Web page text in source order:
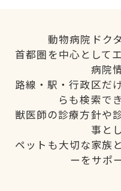
動物病院ドク
首都圏を中心として
病院
路線・駅・行政区だ
らも検索で
獣医師の診療方針や
事と
ペットも大切な家族
ーをサポ